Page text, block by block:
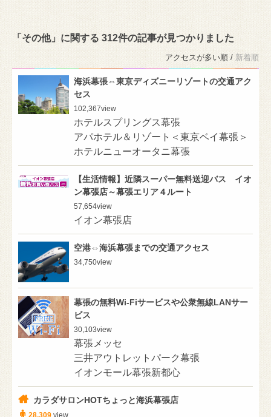
「その他」に関する 312件の記事が見つかりました
アクセスが多い順 / 新着順
海浜幕張⇔東京ディズニーリゾートの交通アク
セス
102,367view
ホテルスプリングス幕張
アパホテル＆リゾート＜東京ベイ幕張＞
ホテルニューオータニ幕張
【生活情報】近隣スーパー無料送迎バス イオ
ン幕張店～幕張エリア４ルート
57,654view
イオン幕張店
空港⇔海浜幕張までの交通アクセス
34,750view
幕張の無料Wi-Fiサービスや公衆無線LANサー
ビス
30,103view
幕張メッセ
三井アウトレットパーク幕張
イオンモール幕張新都心
カラダサロンHOTちょっと海浜幕張店